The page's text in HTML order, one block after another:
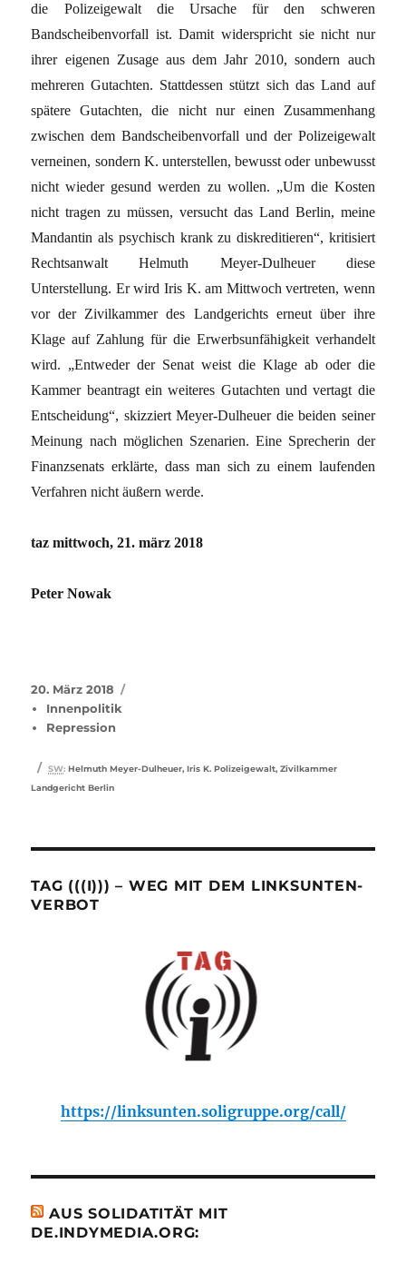
die Polizeigewalt die Ursache für den schweren
Bandscheibenvorfall ist. Damit widerspricht sie nicht nur
ihrer eigenen Zusage aus dem Jahr 2010, sondern auch
mehreren Gutachten. Stattdessen stützt sich das Land auf
spätere Gutachten, die nicht nur einen Zusammenhang
zwischen dem Bandscheibenvorfall und der Polizeigewalt
verneinen, sondern K. unterstellen, bewusst oder unbewusst
nicht wieder gesund werden zu wollen. „Um die Kosten
nicht tragen zu müssen, versucht das Land Berlin, meine
Mandantin als psychisch krank zu diskreditieren“, kritisiert
Rechtsanwalt Helmuth Meyer-Dulheuer diese
Unterstellung. Er wird Iris K. am Mittwoch vertreten, wenn
vor der Zivilkammer des Landgerichts erneut über ihre
Klage auf Zahlung für die Erwerbsunfähigkeit verhandelt
wird. „Entweder der Senat weist die Klage ab oder die
Kammer beantragt ein weiteres Gutachten und vertagt die
Entscheidung“, skizziert Meyer-Dulheuer die beiden seiner
Meinung nach möglichen Szenarien. Eine Sprecherin der
Finanzsenats erklärte, dass man sich zu einem laufenden
Verfahren nicht äußern werde.
taz mittwoch, 21. märz 2018
Peter Nowak
Veröffentlicht
am
20. März 2018
Innenpolitik
Repression
Schlagwörter
SW: Helmuth Meyer-Dulheuer,Iris K. Polizeigewalt,Zivilkammer
Landgericht Berlin
TAG (((I))) – WEG MIT DEM LINKSUNTEN-
VERBOT
https://linksunten.soligruppe.org/call/
AUS SOLIDATITÄT MIT
DE.INDYMEDIA.ORG: